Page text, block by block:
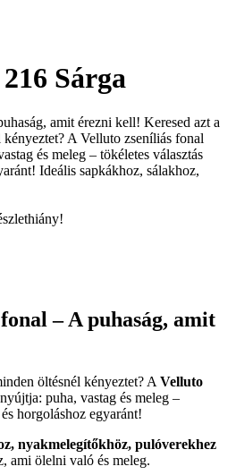
Sárga
amit érezni kell! Keresed azt a
A Velluto zseníliás fonal
és meleg – tökéletes választás
Ideális sapkákhoz, sálakhoz,
– A puhaság, amit
öltésnél kényeztet? A Velluto
puha, vastag és meleg –
horgoláshoz egyaránt!
nyakmelegítőkhöz, pulóverekhez
ami ölelni való és meleg.